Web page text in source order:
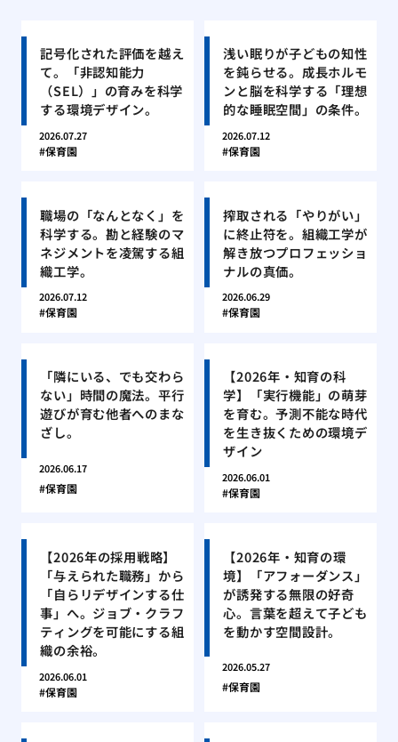
記号化された評価を越え
て。「非認知能力
（SEL）」の育みを科学
する環境デザイン。
2026.07.27
保育園
浅い眠りが子どもの知性
を鈍らせる。成長ホルモ
ンと脳を科学する「理想
的な睡眠空間」の条件。
2026.07.12
保育園
職場の「なんとなく」を
科学する。勘と経験のマ
ネジメントを凌駕する組
織工学。
2026.07.12
保育園
搾取される「やりがい」
に終止符を。組織工学が
解き放つプロフェッショ
ナルの真価。
2026.06.29
保育園
「隣にいる、でも交わら
ない」時間の魔法。平行
遊びが育む他者へのまな
ざし。
2026.06.17
保育園
【2026年・知育の科
学】「実行機能」の萌芽
を育む。予測不能な時代
を生き抜くための環境デ
ザイン
2026.06.01
保育園
【2026年の採用戦略】
「与えられた職務」から
「自らリデザインする仕
事」へ。ジョブ・クラフ
ティングを可能にする組
織の余裕。
2026.06.01
保育園
【2026年・知育の環
境】「アフォーダンス」
が誘発する無限の好奇
心。言葉を超えて子ども
を動かす空間設計。
2026.05.27
保育園